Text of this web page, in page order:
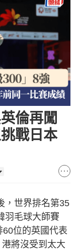
倫再闖
戰日本
，世界排名第35
羽毛球大師賽
60位的英國代表
將沒受到太大